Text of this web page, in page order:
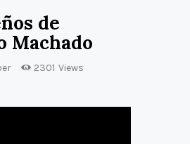
de
Machado
2301 Views